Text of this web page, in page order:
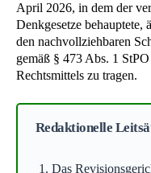
April 2026, in dem der
Denkgesetze behauptete,
den nachvollziehbaren
gemäß § 473 Abs. 1
Rechtsmittels zu tragen.
Redaktionelle
Das